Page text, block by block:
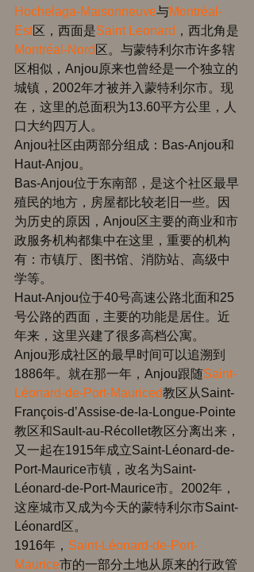
Hochelaga-Maisonneuve与Montréal-
Est区，西面是Saint Leonard ，西北角是
Montréal-Nord 区。与蒙特利尔市许多辖
区相似，Anjou原来也曾经是一个独立的
城镇，2002年才被并入蒙特利尔市。现
在，这里的总面积为13.60平方公里，人
口大约四万人。
Anjou社区由两部分组成：Bas-Anjou和
Haut-Anjou。
Bas-Anjou位于东南部，是这个社区最早
殖民的地方，房屋都比较老旧一些。因
为历史的原因，Anjou区主要的商业和市
政服务机构都集中在这里，重要的机构
有：市镇厅、图书馆、消防站、高级中
学等。
Haut-Anjou位于40号高速公路北面和25
号公路的西面，主要的功能是居住。近
年来，这里兴建了很多高档公寓。
Anjou形成社区的最早时间可以追溯到
1886年。就在那一年，Anjou跟随Saint-
Léonard-de-Port-Mauriced教区从Saint-
François-d’Assise-de-la-Longue-Pointe
教区和Sault-au-Récollet教区分离出来，
又一起在1915年成立Saint-Léonard-de-
Port-Maurice市镇，改名为Saint-
Léonard-de-Port-Maurice市。2002年，
这座城市又成为今天的蒙特利尔市Saint-
Léonard区。
1916年， Saint-Léonard-de-Port-
Maurice市的一部分土地从原来的行政管